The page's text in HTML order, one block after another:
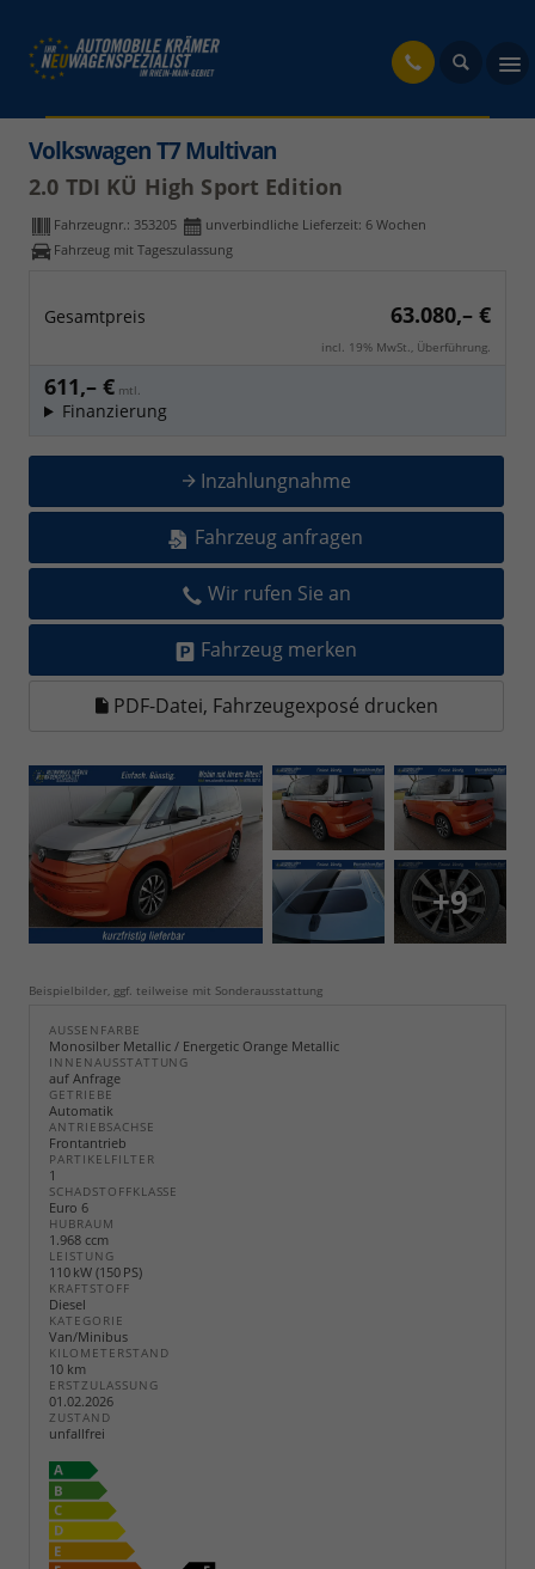
Volkswagen T7 Multivan
2.0 TDI KÜ High Sport Edition
Fahrzeugnr.: 353205 unverbindliche Lieferzeit: 6 Wochen
Fahrzeug mit Tageszulassung
Gesamtpreis 63.080,– €
incl. 19% MwSt., Überführung.
611,– € mtl.
Finanzierung
Inzahlungnahme
Fahrzeug anfragen
Wir rufen Sie an
Fahrzeug merken
PDF-Datei, Fahrzeugexposé drucken
+9
Beispielbilder, ggf. teilweise mit Sonderausstattung
AUSSENFARBE
Monosilber Metallic / Energetic Orange Metallic
INNENAUSSTATTUNG
auf Anfrage
GETRIEBE
Automatik
ANTRIEBSACHSE
Frontantrieb
PARTIKELFILTER
1
SCHADSTOFFKLASSE
Euro 6
HUBRAUM
1.968 ccm
LEISTUNG
110 kW (150 PS)
KRAFTSTOFF
Diesel
KATEGORIE
Van/Minibus
KILOMETERSTAND
10 km
ERSTZULASSUNG
01.02.2026
ZUSTAND
unfallfrei